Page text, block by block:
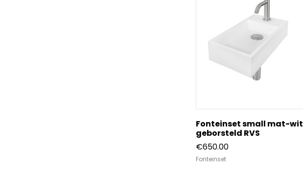
Fonteinset small mat-wit
geborsteld RVS
€650.00
Fonteinset